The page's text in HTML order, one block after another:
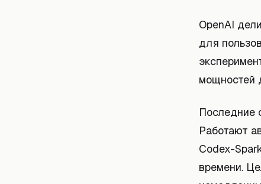
OpenAI
для
мощностей
Последние
Работают
Codex-
времени.